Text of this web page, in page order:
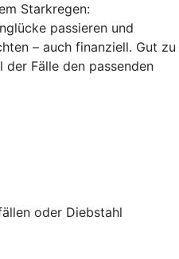
Starkregen:
passieren und
– auch finanziell. Gut zu
der Fälle den passenden
oder Diebstahl